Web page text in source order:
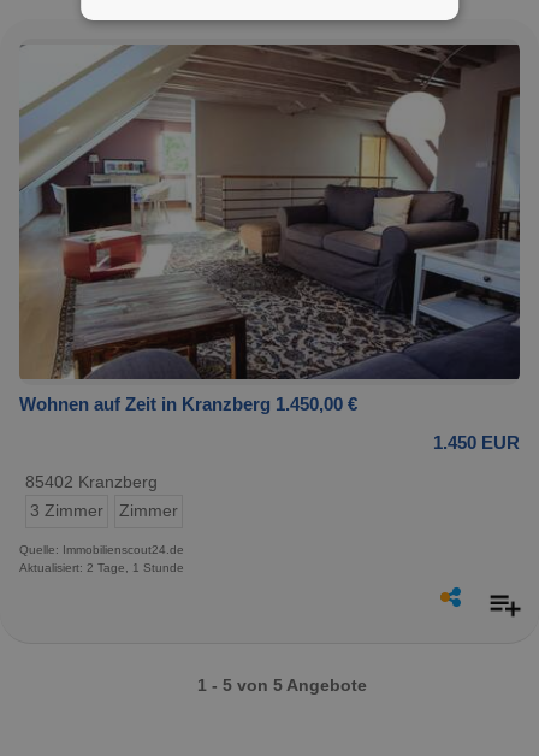
Wohnen auf Zeit in Kranzberg 1.450,00 €
1.450 EUR
85402 Kranzberg
3 Zimmer
Zimmer
Quelle: Immobilienscout24.de
Aktualisiert: 2 Tage, 1 Stunde
1 - 5 von 5 Angebote